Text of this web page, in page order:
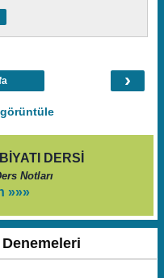
›
DERSİ
Notları
»»»